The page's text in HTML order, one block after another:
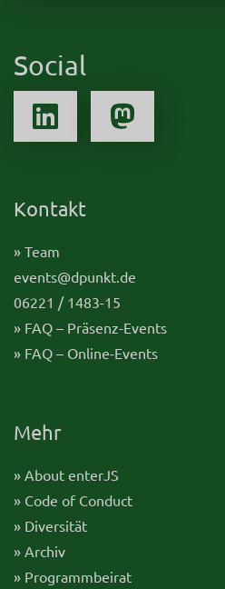
Social
Kontakt
» Team
events@dpunkt.de
06221 / 1483-15
» FAQ – Präsenz-Events
» FAQ – Online-Events
Mehr
» About enterJS
» Code of Conduct
» Diversität
» Archiv
» Programmbeirat